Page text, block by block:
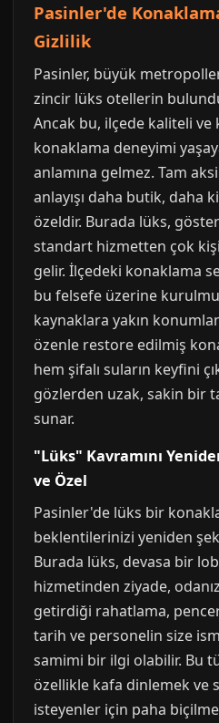
Pasinler'de
Gizlilik
Pasinler, büyük
zincir lüks otellerin
Ancak bu, ilçede kaliteli
konaklama deneyimi
anlamına gelmez. Tam
anlayışı daha butik, daha
özeldir. Burada lüks,
standart hizmetten çok
gelir. İlçedeki konaklama
bu felsefe üzerine
kaynaklara yakın
özenle restore edilmiş
hem şifalı suların keyfini
gözlerden uzak, sakin bir
sunar.
"Lüks" Kavramını
ve Özel
Pasinler'de lüks bir
beklentilerinizi yeniden
Burada lüks, devasa bir
hizmetinden ziyade,
getirdiği rahatlama,
tarih ve personelin size
samimi bir ilgi olabilir. Bu
özellikle kafa dinlemek ve
isteyenler için paha